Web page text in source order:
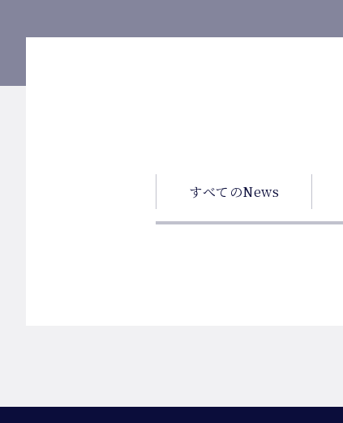
すべてのNews